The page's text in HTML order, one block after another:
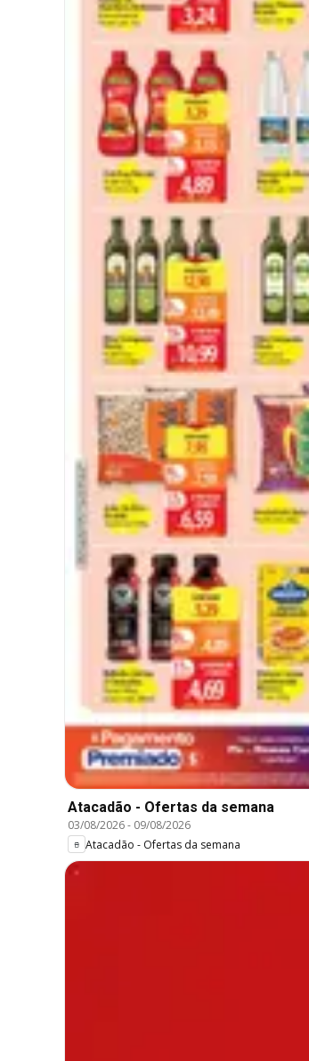
Atacadão - Ofertas da semana
03/08/2026- 09/08/2026
Atacadão - Ofertas da semana